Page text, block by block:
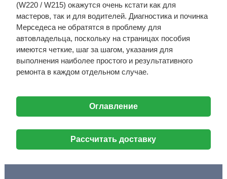
(W220 / W215) окажутся очень кстати как для
мастеров, так и для водителей. Диагностика и починка
Мерседеса не обратятся в проблему для
автовладельца, поскольку на страницах пособия
имеются четкие, шаг за шагом, указания для
выполнения наиболее простого и результативного
ремонта в каждом отдельном случае.
Оглавление
Рассчитать доставку